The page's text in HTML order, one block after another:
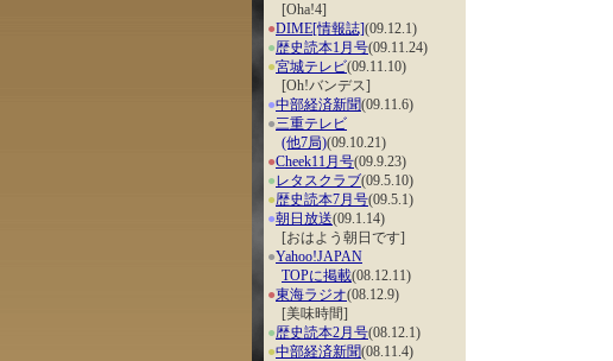
[Oha!4]
●DIME[情報誌](09.12.1)
●歴史読本1月号(09.11.24)
●宮城テレビ(09.11.10)
[Oh!バンデス]
●中部経済新聞(09.11.6)
●三重テレビ
(他7局)(09.10.21)
●Cheek11月号(09.9.23)
●レタスクラブ(09.5.10)
●歴史読本7月号(09.5.1)
●朝日放送(09.1.14)
[おはよう朝日です]
●Yahoo!JAPAN
TOPに掲載(08.12.11)
●東海ラジオ(08.12.9)
[美味時間]
●歴史読本2月号(08.12.1)
●中部経済新聞(08.11.4)